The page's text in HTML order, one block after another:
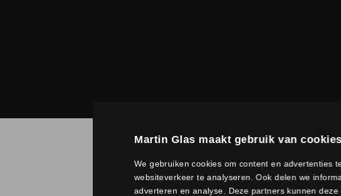
Martin Glas maakt gebruik van cookies
We gebruiken cookies om content en advertenties
websiteverkeer te analyseren. Ook delen we
adverteren en analyse. Deze partners kunnen